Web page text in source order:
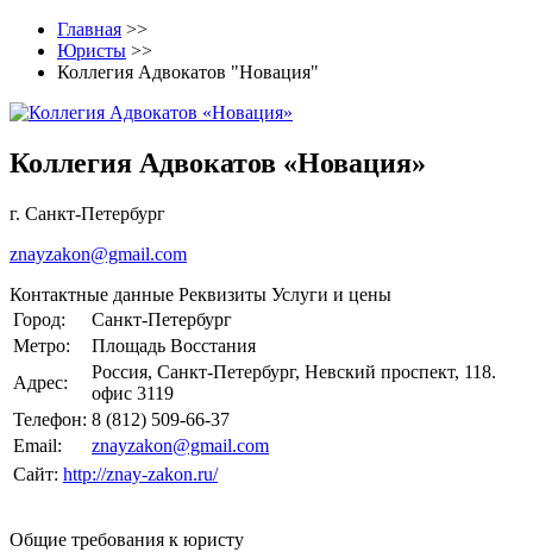
Главная >>
Юристы >>
Коллегия Адвокатов "Новация"
Коллегия Адвокатов «Новация»
г. Санкт-Петербург
znayzakon@gmail.com
Контактные данные Реквизиты Услуги и цены
Город:
Санкт-Петербург
Метро:
Площадь Восстания
Адрес:
Россия, Санкт-Петербург, Невский проспект, 118.
офис 3119
Телефон: 8 (812) 509-66-37
Email:
znayzakon@gmail.com
Сайт: http://znay-zakon.ru/
Общие требования к юристу